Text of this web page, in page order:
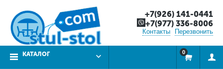
+7(926) 141-0441
+7(977) 336-8006
Контакты Перезвонить
КАТАЛОГ 0